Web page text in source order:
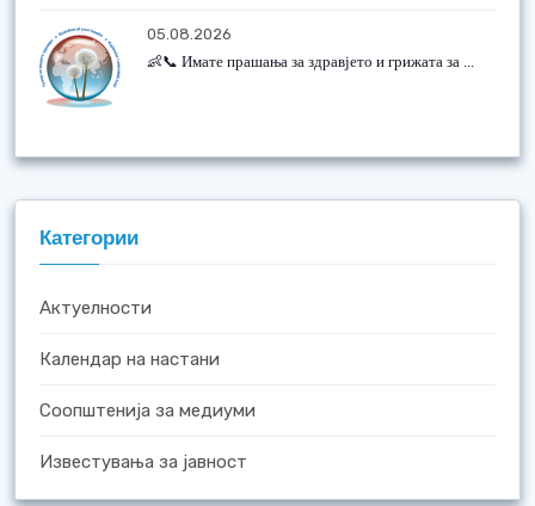
05.08.2026
👶📞 Имате прашања за здравјето и грижата за ...
Категории
Актуелности
Календар на настани
Соопштенија за медиуми
Известувања за јавност